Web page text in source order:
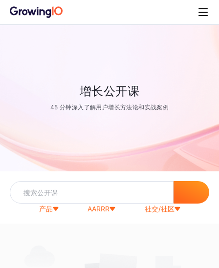
增长公开课
45 分钟深入了解用户增长方法论和实战案例
产品 AARRR 社交/社区